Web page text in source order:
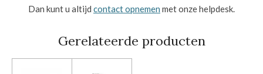
Dan kunt u altijd contact opnemen met onze helpdesk.
Gerelateerde producten